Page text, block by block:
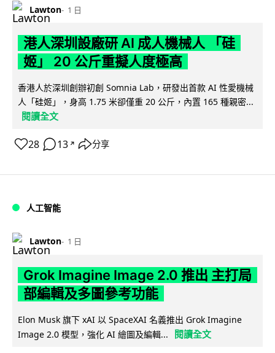
Lawton 1 日
港人深圳設廠研 AI 成人機械人 「硅
姬」 20 公斤重擬人度極高
香港人於深圳創辦初創 Somnia Lab，研發出首款 AI 性愛機械
人「硅姬」，身高 1.75 米卻僅重 20 公斤，內置 165 種親密...
閱讀全文
28 13 ↗ 分享
人工智能
Lawton 1 日
Grok Imagine Image 2.0 推出 主打局
部編輯及多圖參考功能
Elon Musk 旗下 xAI 以 SpaceXAI 名義推出 Grok Imagine
Image 2.0 模型，強化 AI 繪圖及編輯...
閱讀全文